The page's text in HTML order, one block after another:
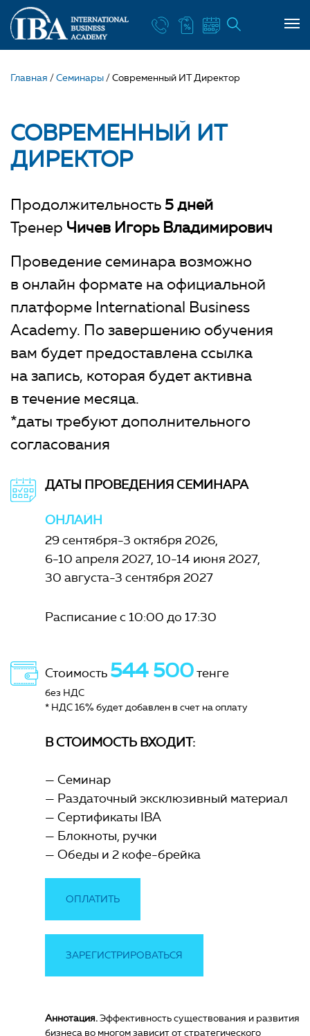
Главная /Семинары /Современный ИТ Директор
СОВРЕМЕННЫЙ ИТ
ДИРЕКТОР
Продолжительность 5 дней
Тренер Чичев Игорь Владимирович
Проведение семинара возможно
в онлайн формате на официальной
платформе International Business
Academy. По завершению обучения
вам будет предоставлена ссылка
на запись, которая будет активна
в течение месяца.
*даты требуют дополнительного
согласования
ДАТЫ ПРОВЕДЕНИЯ СЕМИНАРА
ОНЛАЙН
29 сентября-3 октября 2026
6-10 апреля 2027 10-14 июня 2027
30 августа-3 сентября 2027
Расписание с 10:00 до 17:30
Стоимость 544 500тенге
без НДС
* НДС 16% будет добавлен в счет на оплату
В СТОИМОСТЬ ВХОДИТ:
Семинар
Раздаточный эксклюзивный материал
Сертификаты IBA
Блокноты, ручки
Обеды и 2 кофе-брейка
ОПЛАТИТЬ
ЗАРЕГИСТРИРОВАТЬСЯ
Аннотация.Эффективность существования и развития
бизнеса во многом зависит от стратегического